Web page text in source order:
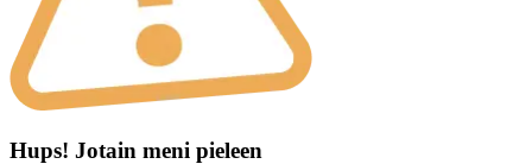
Hups! Jotain meni pieleen